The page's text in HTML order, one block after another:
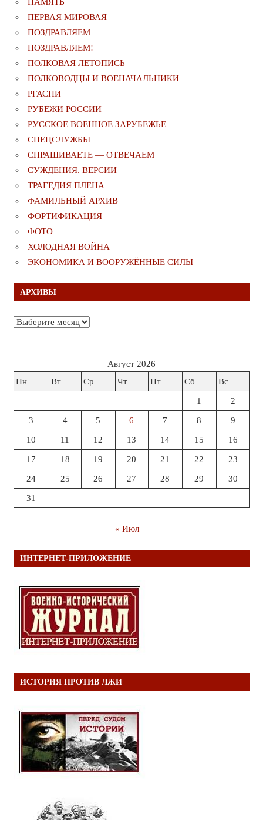
ПАМЯТЬ
ПЕРВАЯ МИРОВАЯ
ПОЗДРАВЛЯЕМ
ПОЗДРАВЛЯЕМ!
ПОЛКОВАЯ ЛЕТОПИСЬ
ПОЛКОВОДЦЫ И ВОЕНАЧАЛЬНИКИ
РГАСПИ
РУБЕЖИ РОССИИ
РУССКОЕ ВОЕННОЕ ЗАРУБЕЖЬЕ
СПЕЦСЛУЖБЫ
СПРАШИВАЕТЕ — ОТВЕЧАЕМ
СУЖДЕНИЯ. ВЕРСИИ
ТРАГЕДИЯ ПЛЕНА
ФАМИЛЬНЫЙ АРХИВ
ФОРТИФИКАЦИЯ
ФОТО
ХОЛОДНАЯ ВОЙНА
ЭКОНОМИКА И ВООРУЖЁННЫЕ СИЛЫ
АРХИВЫ
Архивы
Август 2026
Пн
Вт Ср Чт Пт Сб Вс
1 2
3 4 5 6 7 8 9
10 11 12 13 14 15 16
17 18 19 20 21 22 23
24 25 26 27 28 29 30
31
« Июл
ИНТЕРНЕТ-ПРИЛОЖЕНИЕ
ИСТОРИЯ ПРОТИВ ЛЖИ